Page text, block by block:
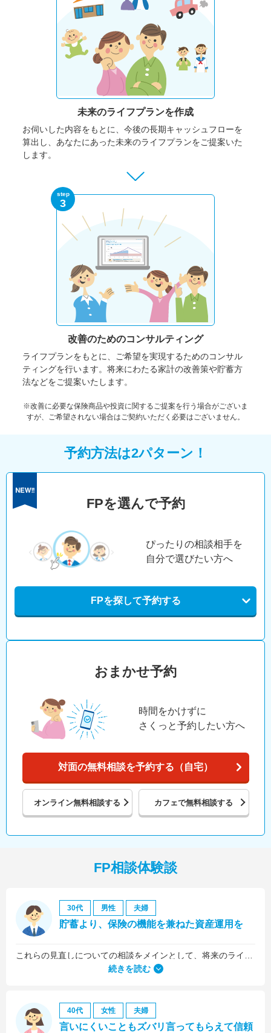
未来のライフプランを作成
お伺いした内容をもとに、今後の長期キャッシュフローを
算出し、あなたにあった未来のライフプランをご提案いた
します。
step
3
改善のためのコンサルティング
ライフプランをもとに、ご希望を実現するためのコンサル
ティングを行います。将来にわたる家計の改善策や貯蓄方
法などをご提案いたします。
※改善に必要な保険商品や投資に関するご提案を行う場合がございま
すが、ご希望されない場合はご契約いただく必要はございません。
予約方法は2パターン！
FPを選んで予約
ぴったりの相談相手を
自分で選びたい方へ
FPを探して予約する
おまかせ予約
時間をかけずに
さくっと予約したい方へ
対面の無料相談を予約する（自宅）
オンライン無料相談する カフェで無料相談する
FP相談体験談
30代 男性 夫婦
貯蓄より、保険の機能を兼ねた資産運用を
続きを読む
40代 女性 夫婦
言いにくいこともズバリ言ってもらえて信頼